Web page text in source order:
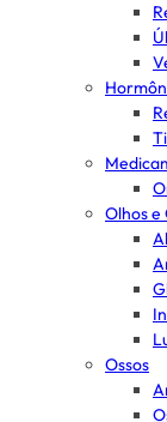
Olhos e
Ossos